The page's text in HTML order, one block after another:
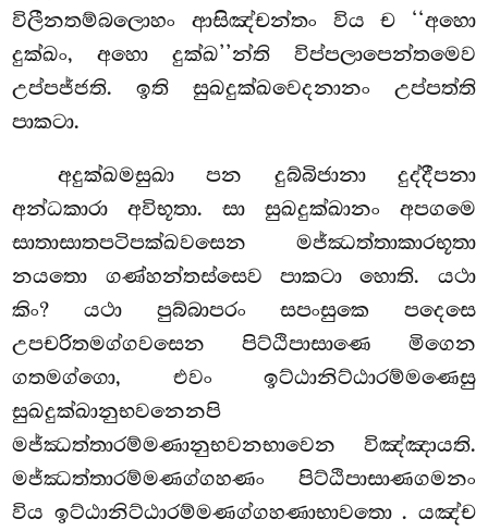
විලීනතම්බලොහං ආසිඤ්චන්තං විය ච ‘‘අහො
දුක්ඛං, අහො දුක්ඛ’’න්ති විප්පලාපෙන්තමෙව
උප්පජ්ජති. ඉති සුඛදුක්ඛවෙදනානං උප්පත්ති
පාකටා.
අදුක්ඛමසුඛා පන දුබ්බිජානා දුද්දීපනා
අන්ධකාරා අවිභූතා. සා සුඛදුක්ඛානං අපගමෙ
සාතාසාතපටිපක්ඛවසෙන මජ්ඣත්තාකාරභූතා
නයතො ගණ්හන්තස්සෙව පාකටා හොති. යථා
කිං? යථා පුබ්බාපරං සපංසුකෙ පදෙසෙ
උපචරිතමග්ගවසෙන පිට්ඨිපාසාණෙ මිගෙන
ගතමග්ගො, එවං ඉට්ඨානිට්ඨාරම්මණෙසු
සුඛදුක්ඛානුභවනෙනපි
මජ්ඣත්තාරම්මණානුභවනභාවෙන විඤ්ඤායති.
මජ්ඣත්තාරම්මණග්ගහණං පිට්ඨිපාසාණගමනං
විය ඉට්ඨානිට්ඨාරම්මණග්ගහණාභාවතො. යඤ්ච